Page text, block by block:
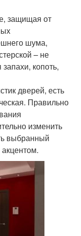
защищая от
шума,
– не
копоть,
дверей, есть
Правильно
изменить
выбранный